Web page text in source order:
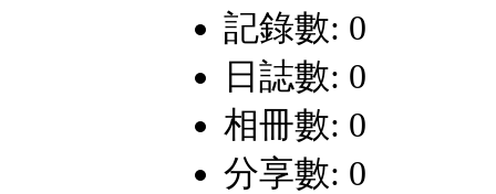
記錄數: 0
日誌數: 0
相冊數: 0
分享數: 0